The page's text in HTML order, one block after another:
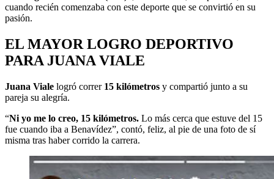
cuando recién comenzaba con este deporte que se convirtió en su
pasión.
EL MAYOR LOGRO DEPORTIVO
PARA JUANA VIALE
Juana Viale logró correr 15 kilómetros y compartió junto a su
pareja su alegría.
“Ni yo me lo creo, 15 kilómetros. Lo más cerca que estuve del 15
fue cuando iba a Benavídez”, contó, feliz, al pie de una foto de sí
misma tras haber corrido la carrera.